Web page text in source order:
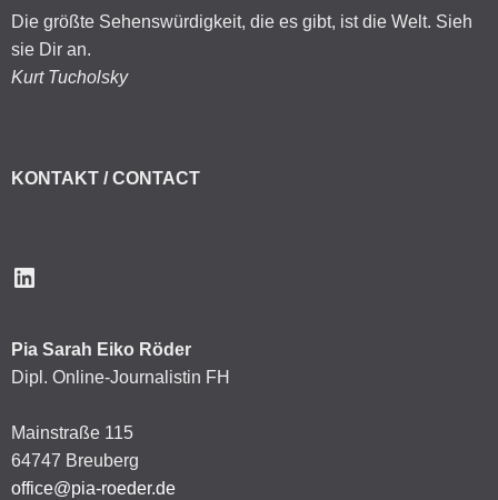
Die größte Sehenswürdigkeit, die es gibt, ist die Welt. Sieh
sie Dir an.
Kurt Tucholsky
KONTAKT / CONTACT
LinkedIn
Pia Sarah Eiko Röder
Dipl. Online-Journalistin FH
Mainstraße 115
64747 Breuberg
office@pia-roeder.de